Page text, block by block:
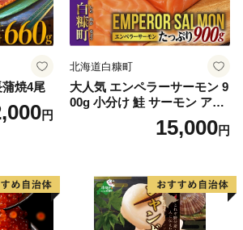
焼4尾
円
北海道白糠町
大人気 エンペラーサーモン 9
00g 小分け 鮭 サーモン アト
ランティックサーモン 水産
庁長官賞 受賞 さけ シャケ し
満足 美味しい 贈答 生食用 刺
身 お刺身 刺し身 魚介類 海鮮
冷凍 厚切り 薄切り ふるさと
納税 ふるさとチョイス チョ
15,000円